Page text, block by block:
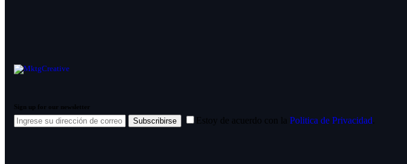
Sign up for our newsletter
Subscribirse Estoy de acuerdo con la Politica de Privacidad